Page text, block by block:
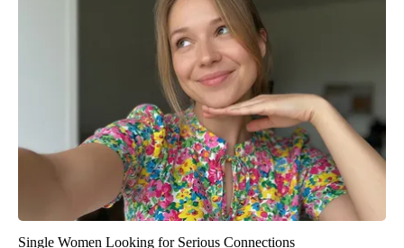
Single Women Looking for Serious Connections